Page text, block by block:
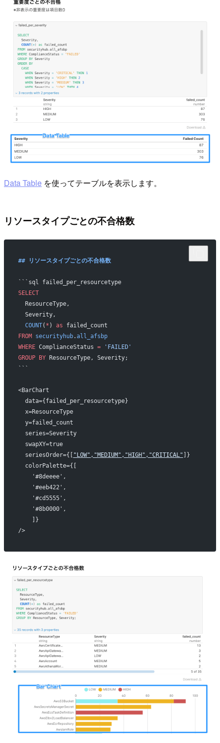
Data Table を使ってテーブルを表示します。
リソースタイプごとの不合格数
## リソースタイプごとの不合格数
```sql failed_per_resourcetype
SELECT
  ResourceType,
  Severity,
  COUNT
( * ) as failed_count
FROM securityhub.all_afsbp
WHERE ComplianceStatus = 'FAILED'
GROUP BY ResourceType, Severity;
```
<BarChart
  data={failed_per_resourcetype}
  x=ResourceType
  y=failed_count
  series=Severity
  swapXY=true
  seriesOrder={[
"LOW","MEDIUM","HIGH","CRITICAL" ]}
  colorPalette={[
    '#8deeee',
    '#eeb422',
    '#cd5555',
    '#8b0000',
    ]}
/>